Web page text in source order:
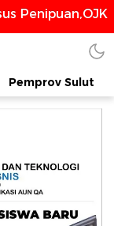
Pemprov Sulut